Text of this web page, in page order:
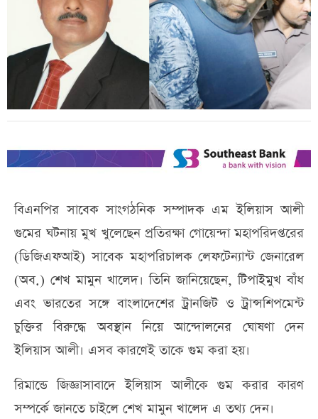
বিএনপির সাবেক সাংগঠনিক সম্পাদক এম ইলিয়াস আলী
গুমের ঘটনায় মুখ খুলেছেন প্রতিরক্ষা গোয়েন্দা মহাপরিদপ্তরের
(ডিজিএফআই) সাবেক মহাপরিচালক লেফটেন্যান্ট জেনারেল
(অব.) শেখ মামুন খালেদ। তিনি জানিয়েছেন, টিপাইমুখ বাঁধ
এবং ভারতের সঙ্গে বাংলাদেশের ট্রানজিট ও ট্রান্সশিপমেন্ট
চুক্তির বিরুদ্ধে অবস্থান নিয়ে আন্দোলনের ঘোষণা দেন
ইলিয়াস আলী। এসব কারণেই তাকে গুম করা হয়।
রিমান্ডে জিজ্ঞাসাবাদে ইলিয়াস আলীকে গুম করার কারণ
সম্পর্কে জানতে চাইলে শেখ মামুন খালেদ এ তথ্য দেন।